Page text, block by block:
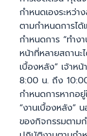
กำหนดเองระหว่า
ตามกำหนดการไ
กำหนดการ “ทำง
หน้าที่หลายสถานะ
เบื้องหลัง” เจ้าห
8:00 น. ถึง
กำหนดการหากอ
“งานเบื้องหลัง”
ของกิจกรรมตาม